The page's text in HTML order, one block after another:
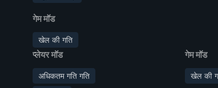
गेम मॉड
खेल की गति
प्लेयर मॉड
अधिकतम गति गति
गेम मॉड
खेल की